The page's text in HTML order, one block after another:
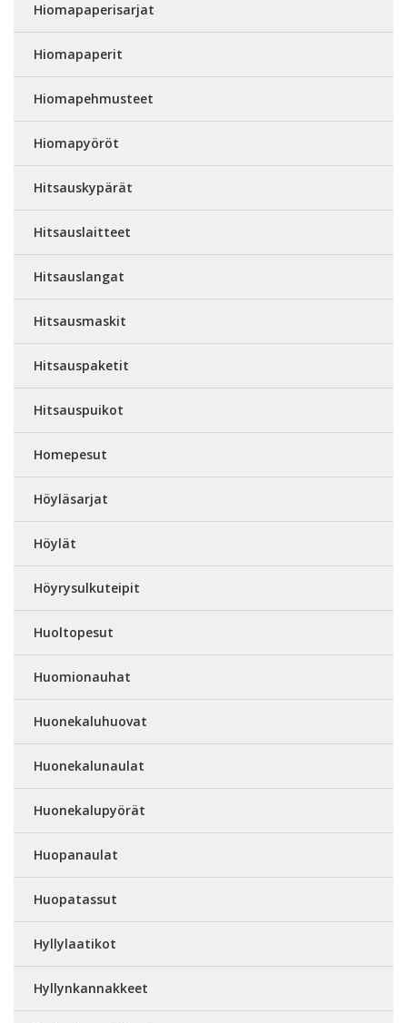
Hiomapaperisarjat
Hiomapaperit
Hiomapehmusteet
Hiomapyöröt
Hitsauskypärät
Hitsauslaitteet
Hitsauslangat
Hitsausmaskit
Hitsauspaketit
Hitsauspuikot
Homepesut
Höyläsarjat
Höylät
Höyrysulkuteipit
Huoltopesut
Huomionauhat
Huonekaluhuovat
Huonekalunaulat
Huonekalupyörät
Huopanaulat
Huopatassut
Hyllylaatikot
Hyllynkannakkeet